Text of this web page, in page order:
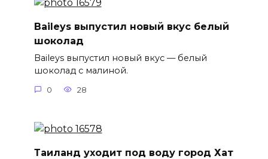
Baileys выпустил новый вкус белый
шоколад
Baileys выпустил новый вкус — белый
шоколад с малиной.
0 28
Таиланд уходит под воду город Хат